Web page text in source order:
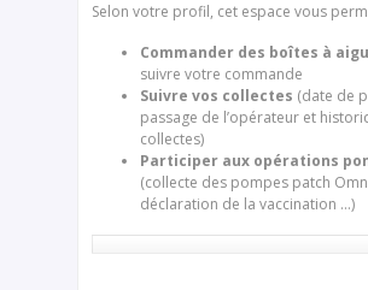
Selon votre profil, cet espace vous
Commander des boîtes à
suivre votre commande
Suivre vos collectes (date de
passage de l’opérateur et
collectes)
Participer aux opérations
(collecte des pompes patch
déclaration de la vaccination …)